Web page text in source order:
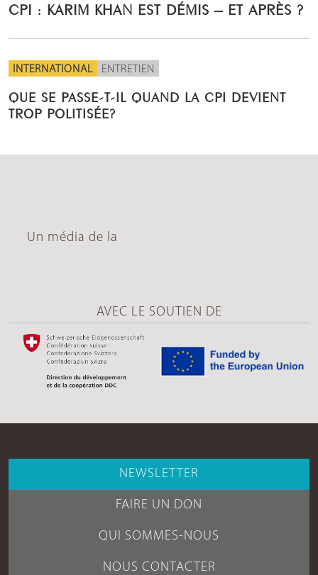
CPI : KARIM KHAN EST DÉMIS – ET APRÈS ?
INTERNATIONAL ENTRETIEN
QUE SE PASSE-T-IL QUAND LA CPI DEVIENT
TROP POLITISÉE?
Un média de la
AVEC LE SOUTIEN DE
NEWSLETTER
FAIRE UN DON
QUI SOMMES-NOUS
NOUS CONTACTER